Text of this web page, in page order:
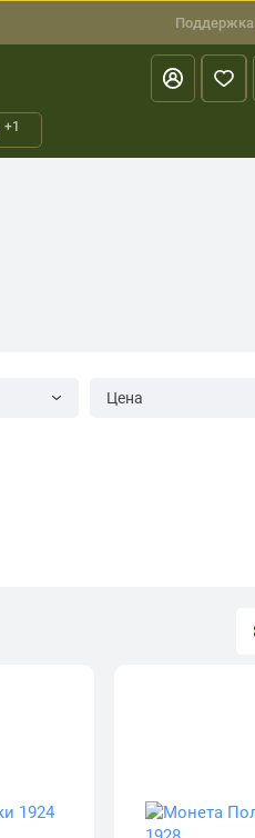
Поддержка
+1
Цена